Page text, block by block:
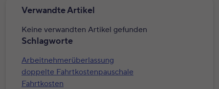
Verwandte Artikel
Keine verwandten Artikel gefunden
Schlagworte
Arbeitnehmerüberlassung
doppelte Fahrtkostenpauschale
Fahrtkosten